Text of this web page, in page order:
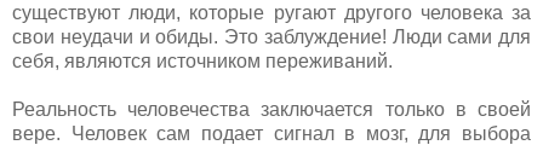
существуют люди, которые ругают другого человека за
свои неудачи и обиды. Это заблуждение! Люди сами для
себя, являются источником переживаний.
Реальность человечества заключается только в своей
вере. Человек сам подает сигнал в мозг, для выбора